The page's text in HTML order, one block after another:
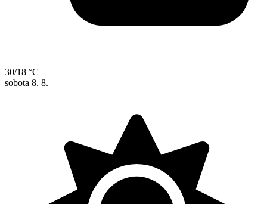
30/18 °C
sobota 8. 8.